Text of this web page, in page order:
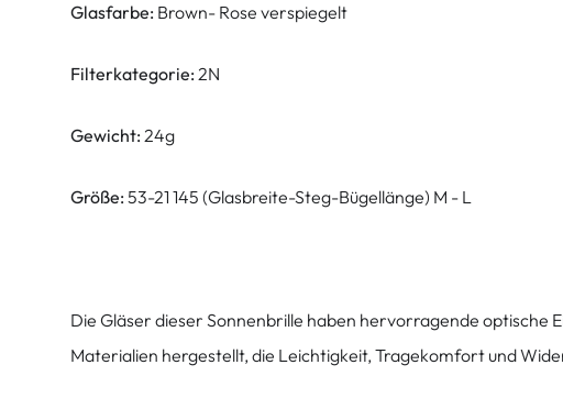
Glasfarbe: Brown- Rose verspiegelt
Filterkategorie: 2N
Gewicht: 24g
Größe: 53-21 145 (Glasbreite-Steg-Bügellänge) M - L
Die Gläser dieser Sonnenbrille haben hervorragende optische
Materialien hergestellt, die Leichtigkeit, Tragekomfort und